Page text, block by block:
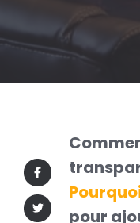
pour